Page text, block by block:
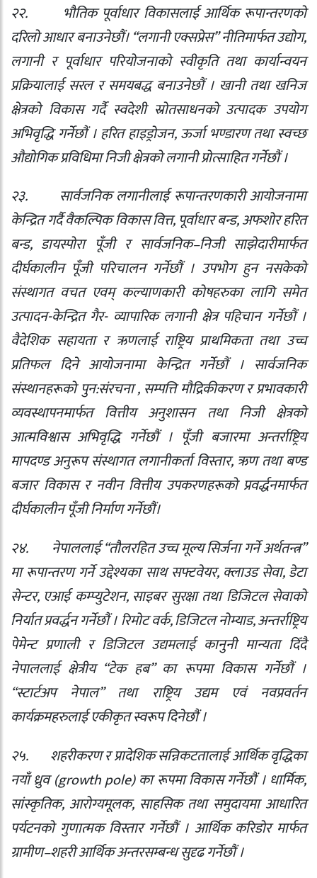
२२.
भौतिक पूर्वाधार विकासलाई आर्थिक रूपान्तरणको
दरिलो आधार बनाउनेछौं। “लगानी एक्सप्रेस” नीतिमार्फत उद्योग,
लगानी र पूर्वाधार परियोजनाको स्वीकृति तथा कार्यान्वयन
प्रक्रियालाई सरल र समयबद्ध बनाउनेछौं । खानी तथा खनिज
क्षेत्रको विकास गर्दै स्वदेशी स्रोतसाधनको उत्पादक उपयोग
अभिवृद्धि गर्नेछौं । हरित हाइड्रोजन,ऊर्जा भण्डारण तथा स्वच्छ
औद्योगिक प्रविधिमा निजी क्षेत्रको लगानी प्रोत्साहित गर्नेछौं ।
२३.
सार्वजनिक लगानीलाई रूपान्तरणकारी आयोजनामा
केन्द्रित गर्दै वैकल्पिक विकास वित्त,पूर्वाधार बन्ड,अफशोर हरित
बन्ड, डायस्पोरा पूँजी र सार्वजनिक–निजी साझेदारीमार्फत
दीर्घकालीन पूँजी परिचालन गर्नेछौं । उपभोग हुन नसकेको
संस्थागत वचत एवम् कल्याणकारी कोषहरुका लागि समेत
उत्पादन-केन्द्रित गैर- व्यापारिक लगानी क्षेत्र पहिचान गर्नेछौं ।
वैदेशिक सहायता र ऋणलाई राष्ट्रिय प्राथमिकता तथा उच्च
प्रतिफल दिने आयोजनामा केन्द्रित गर्नेछौं । सार्वजनिक
संस्थानहरूको पुन:संरचना, सम्पत्ति मौद्रिकीकरण र प्रभावकारी
व्यवस्थापनमार्फत वित्तीय अनुशासन तथा निजी क्षेत्रको
आत्मविश्वास अभिवृद्धि गर्नेछौं । पूँजी बजारमा अन्तर्राष्ट्रिय
मापदण्ड अनुरूप संस्थागत लगानीकर्ता विस्तार, ऋण तथा बण्ड
बजार विकास र नवीन वित्तीय उपकरणहरूको प्रवर्द्धनमार्फत
दीर्घकालीन पूँजी निर्माण गर्नेछौं।
२४.
नेपाललाई “तौलरहित उच्च मूल्य सिर्जना गर्ने अर्थतन्त्र”
मा रूपान्तरण गर्ने उद्देश्यका साथ सफ्टवेयर, क्लाउड सेवा,डेटा
सेन्टर, एआई कम्प्युटेशन, साइबर सुरक्षा तथा डिजिटल सेवाको
निर्यात प्रवर्द्धन गर्नेछौं । रिमोट वर्क,डिजिटल नोम्याड,अन्तर्राष्ट्रिय
पेमेन्ट प्रणाली र डिजिटल उद्यमलाई कानुनी मान्यता दिँदै
नेपाललाई क्षेत्रीय “टेक हब” का रूपमा विकास गर्नेछौं ।
“स्टार्टअप नेपाल” तथा राष्ट्रिय उद्यम एवं नवप्रवर्तन
कार्यक्रमहरुलाई एकीकृत स्वरूप दिनेछौं ।
२५.
शहरीकरण र प्रादेशिक सन्निकटतालाई आर्थिक वृद्धिका
नयाँ ध्रुव (growth pole)का रूपमा विकास गर्नेछौं । धार्मिक,
सांस्कृतिक, आरोग्यमूलक, साहसिक तथा समुदायमा आधारित
पर्यटनको गुणात्मक विस्तार गर्नेछौं । आर्थिक करिडोर मार्फत
ग्रामीण–शहरी आर्थिक अन्तरसम्बन्ध सुदृढ गर्नेछौं ।